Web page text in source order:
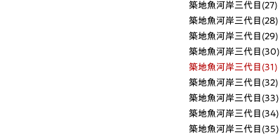
築地魚河岸三代目(27)
築地魚河岸三代目(28)
築地魚河岸三代目(29)
築地魚河岸三代目(30)
築地魚河岸三代目(31)
築地魚河岸三代目(32)
築地魚河岸三代目(33)
築地魚河岸三代目(34)
築地魚河岸三代目(35)